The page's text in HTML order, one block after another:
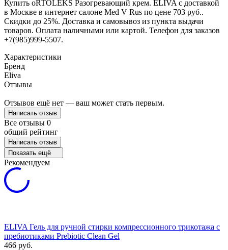
Купить oRTOLEKS Разогревающий крем. ELIVA с доставкой
в Москве в интернет салоне Med V Rus по цене 703 руб..
Скидки до 25%. Доставка и самовывоз из пункта выдачи
товаров. Оплата наличными или картой. Телефон для заказов
+7(985)999-5507.
Характеристики
Бренд
Eliva
Отзывы
Отзывов ещё нет — ваш может стать первым.
Написать отзыв
Все отзывы 0
общий рейтинг
Написать отзыв
Показать ещё
Рекомендуем
ELIVA Гель для ручной стирки компрессионного трикотажа с
пребиотиками Prebiotic Clean Gel
466 руб.